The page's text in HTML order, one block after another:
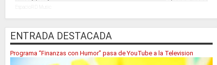
EspacioRD Music
ENTRADA DESTACADA
Programa “Finanzas con Humor” pasa de YouTube a la Television